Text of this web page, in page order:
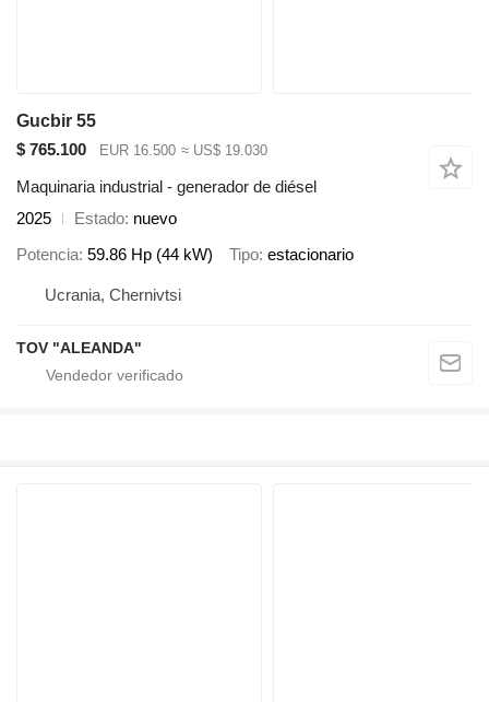
Gucbir 55
$ 765.100
EUR 16.500 ≈ US$ 19.030
Maquinaria industrial - generador de diésel
2025
Estado nuevo
Potencia 59.86 Hp (44 kW) Tipo estacionario
Ucrania, Chernivtsi
TOV "ALEANDA"